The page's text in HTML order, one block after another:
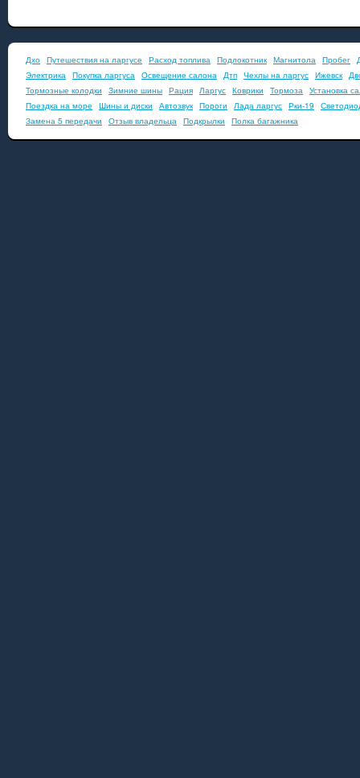
Дхо Путешествия на ларгусе Расход топлива Подлокотник Магнитола Пробег
Электрика Покупка ларгуса Освещение салона Дтп Чехлы на ларгус Ижевск
Тормозные колодки
Зимние шины Рация Ларгус Коврики Тормоза Установка
Поездка на море
Шины и диски Автозвук Пороги Лада ларгус Рки-19
Замена 5 передачи
Отзыв владельца Подкрылки Полка багажника